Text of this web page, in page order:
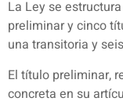
La Ley se
preliminar y cinco
una transitoria y
El título preliminar,
concreta en su